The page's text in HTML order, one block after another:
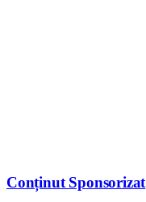
Conținut Sponsorizat